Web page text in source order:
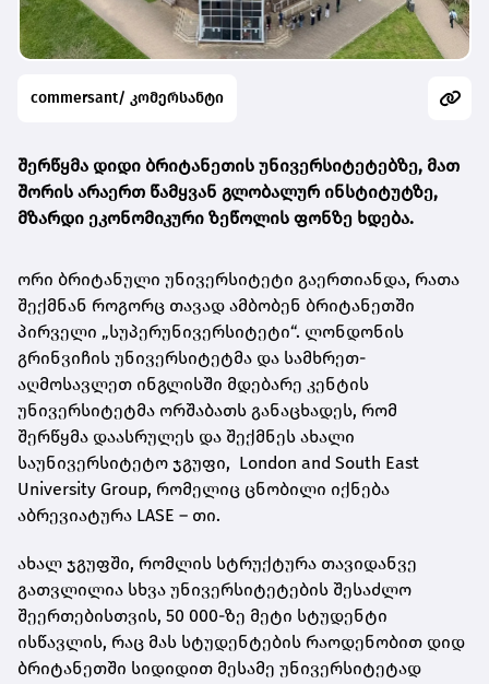
commersant/ კომერსანტი
შერწყმა დიდი ბრიტანეთის უნივერსიტეტებზე, მათ
შორის არაერთ წამყვან გლობალურ ინსტიტუტზე,
მზარდი ეკონომიკური ზეწოლის ფონზე ხდება.
ორი ბრიტანული უნივერსიტეტი გაერთიანდა, რათა
შექმნან როგორც თავად ამბობენ ბრიტანეთში
პირველი „სუპერუნივერსიტეტი“. ლონდონის
გრინვიჩის უნივერსიტეტმა და სამხრეთ-
აღმოსავლეთ ინგლისში მდებარე კენტის
უნივერსიტეტმა ორშაბათს განაცხადეს, რომ
შერწყმა დაასრულეს და შექმნეს ახალი
საუნივერსიტეტო ჯგუფი, London and South East
University Group, რომელიც ცნობილი იქნება
აბრევიატურა LASE – თი.
ახალ ჯგუფში, რომლის სტრუქტურა თავიდანვე
გათვლილია სხვა უნივერსიტეტების შესაძლო
შეერთებისთვის, 50 000-ზე მეტი სტუდენტი
ისწავლის, რაც მას სტუდენტების რაოდენობით დიდ
ბრიტანეთში სიდიდით მესამე უნივერსიტეტად